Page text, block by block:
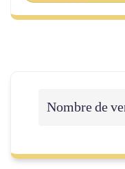
Nombre de